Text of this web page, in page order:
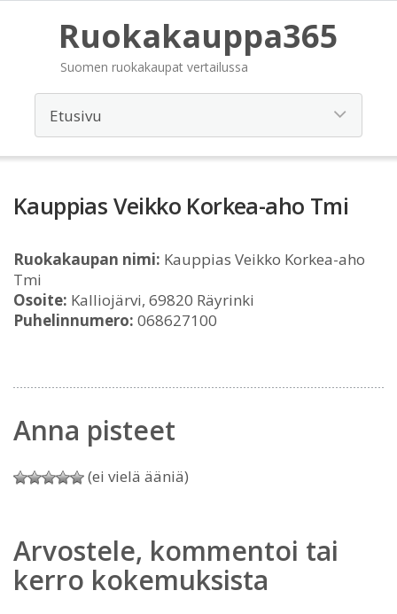
Ruokakauppa365
Suomen ruokakaupat vertailussa
Kauppias Veikko Korkea-aho Tmi
Ruokakaupan nimi: Kauppias Veikko Korkea-aho
Tmi
Osoite: Kalliojärvi, 69820 Räyrinki
Puhelinnumero: 068627100
Anna pisteet
(ei vielä ääniä)
Arvostele, kommentoi tai
kerro kokemuksista